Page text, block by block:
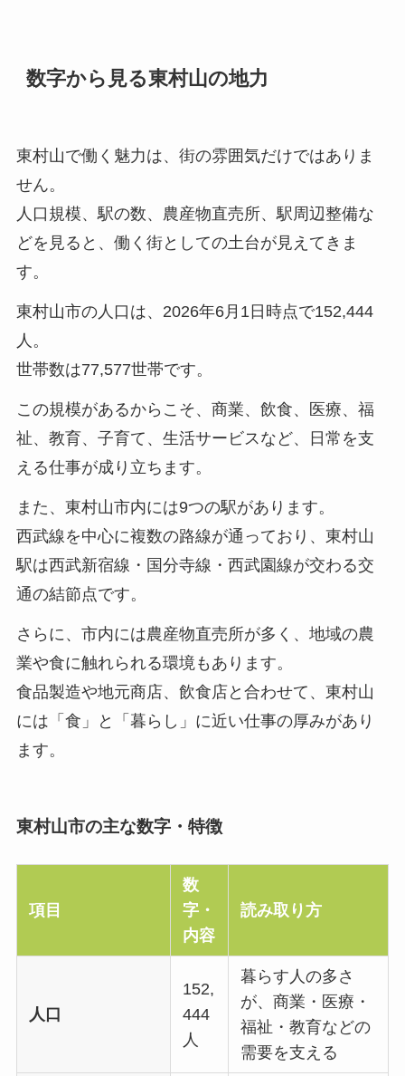
数字から見る東村山の地力
東村山で働く魅力は、街の雰囲気だけではありま
せん。
人口規模、駅の数、農産物直売所、駅周辺整備な
どを見ると、働く街としての土台が見えてきま
す。
東村山市の人口は、2026年6月1日時点で152,444
人。
世帯数は77,577世帯です。
この規模があるからこそ、商業、飲食、医療、福
祉、教育、子育て、生活サービスなど、日常を支
える仕事が成り立ちます。
また、東村山市内には9つの駅があります。
西武線を中心に複数の路線が通っており、東村山
駅は西武新宿線・国分寺線・西武園線が交わる交
通の結節点です。
さらに、市内には農産物直売所が多く、地域の農
業や食に触れられる環境もあります。
食品製造や地元商店、飲食店と合わせて、東村山
には「食」と「暮らし」に近い仕事の厚みがあり
ます。
東村山市の主な数字・特徴
項目
数
字・
内容
読み取り方
人口
152,
444
人
暮らす人の多さ
が、商業・医療・
福祉・教育などの
需要を支える